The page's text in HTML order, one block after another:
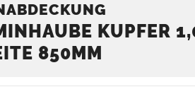
KUPFER
850MM